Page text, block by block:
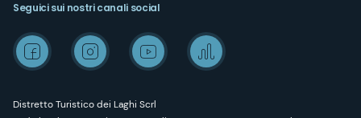
Distretto Turistico dei Laghi Scrl
Seguici sui nostri canali social